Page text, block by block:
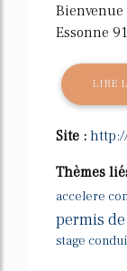
Bienvenue
Essonne 91
LIRE
Site :
Thèmes
accelere
permis
stage